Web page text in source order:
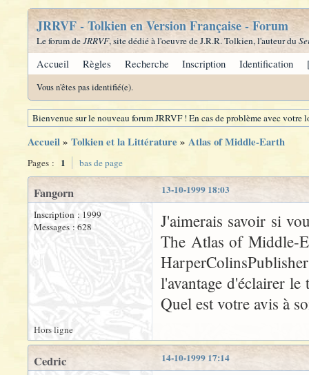
JRRVF - Tolkien en Version Française - Forum
Le forum deJRRVF, site dédié à l'oeuvre de J.R.R. Tolkien, l'auteur du
Accueil Règles Recherche Inscription Identification
Vous n'êtes pas identifié(e).
Bienvenue sur le nouveau forum JRRVF ! En cas de problème avec
Accueil» Tolkien et la Littérature » Atlas of Middle-Earth
Pages : 1 bas de page
13-10-1999 18:03
Fangorn
Inscription : 1999
Messages : 628
J'aimerais savoir si
The Atlas of Middle-
l'avantage d'éclairer
Quel est votre avis à
Hors ligne
14-10-1999 17:14
Cedric